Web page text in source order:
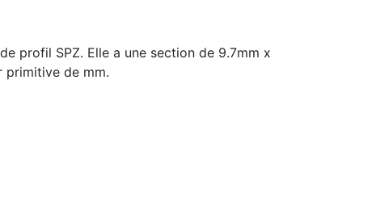
profil SPZ. Elle a une section de 9.7mm x
primitive de mm.